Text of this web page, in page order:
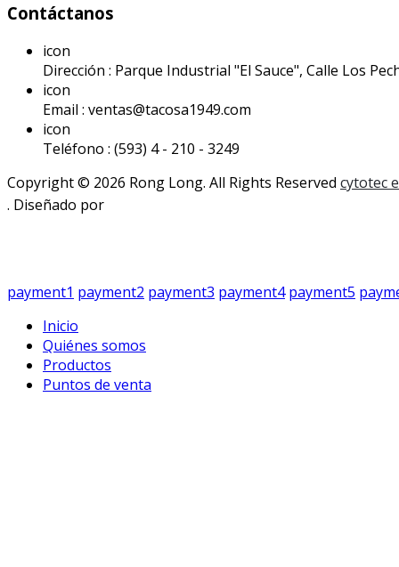
Contáctanos
icon
Dirección : Parque Industrial "El Sauce", Calle Los
icon
Email : ventas@tacosa1949.com
icon
Teléfono : (593) 4 - 210 - 3249
Copyright © 2026 Rong Long. All Rights Reserved cytotec
. Diseñado por
payment1 payment2 payment3 payment4 payment5
Inicio
Quiénes somos
Productos
Puntos de venta